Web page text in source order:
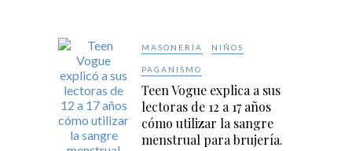
MASONERÍA NIÑOS
PAGANISMO
Teen Vogue explica a sus
lectoras de 12 a 17 años
cómo utilizar la sangre
menstrual para brujería.